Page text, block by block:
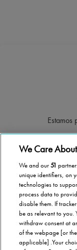
Estamos
Cobrimos
We Care
We and our51
unique identifiers, on
technologies to
process data to
disable them. If
be as relevant to you.
withdraw consent at
of the webpage [or
applicable] .Your